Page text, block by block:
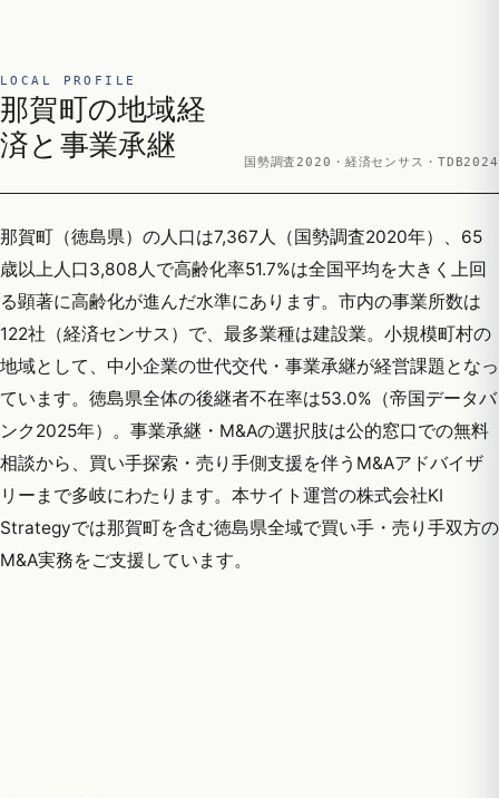
LOCAL PROFILE
那賀町の地域経
済と事業承継
国勢調査2020・経済センサス・TDB2024
那賀町（徳島県）の人口は7,367人（国勢調査2020年）、65
歳以上人口3,808人で高齢化率51.7%は全国平均を大きく上回
る顕著に高齢化が進んだ水準にあります。市内の事業所数は
122社（経済センサス）で、最多業種は建設業。小規模町村の
地域として、中小企業の世代交代・事業承継が経営課題となっ
ています。徳島県全体の後継者不在率は53.0%（帝国データバ
ンク2025年）。事業承継・M&Aの選択肢は公的窓口での無料
相談から、買い手探索・売り手側支援を伴うM&Aアドバイザ
リーまで多岐にわたります。本サイト運営の株式会社KI
Strategyでは那賀町を含む徳島県全域で買い手・売り手双方の
M&A実務をご支援しています。